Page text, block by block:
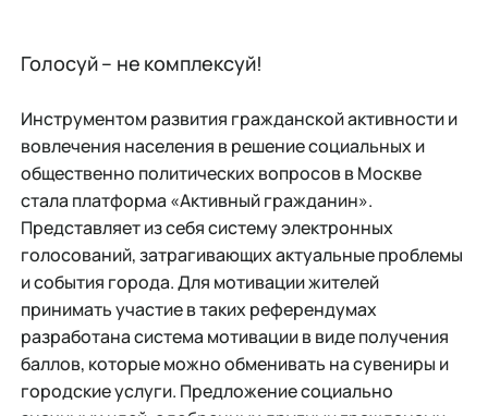
Голосуй – не комплексуй!
Инструментом развития гражданской активности и
вовлечения населения в решение социальных и
общественно политических вопросов в Москве
стала платформа «Активный гражданин».
Представляет из себя систему электронных
голосований, затрагивающих актуальные проблемы
и события города. Для мотивации жителей
принимать участие в таких референдумах
разработана система мотивации в виде получения
баллов, которые можно обменивать на сувениры и
городские услуги. Предложение социально